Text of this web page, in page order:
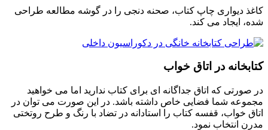
کاغذ دیواری چاپ کتاب، صحنه دنجی را در گوشه مطالعه طراحی
شده، ایجاد می کند.
کتابخانه در اتاق خواب
در صورتی که اتاق جداگانه ای برای کتاب ندارید اما می خواهید
مجموعه شما فضایی خاص داشته باشد. در این صورت می توان در
اتاق خواب، قفسه کتاب را استادانه در تضاد با رنگ و طرح روتختی
مدرن انتخاب نمود.